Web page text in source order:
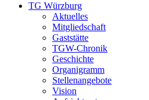
TG Würzburg
Aktuelles
Mitgliedschaft
Gaststätte
TGW-Chronik
Geschichte
Organigramm
Stellenangebote
Vision